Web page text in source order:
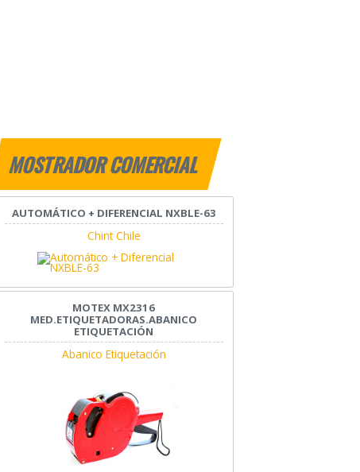
MOSTRADOR COMERCIAL
AUTOMÁTICO + DIFERENCIAL NXBLE-63
Chint Chile
MOTEX MX2316
MED.ETIQUETADORAS.ABANICO
ETIQUETACIÓN
Abanico Etiquetación